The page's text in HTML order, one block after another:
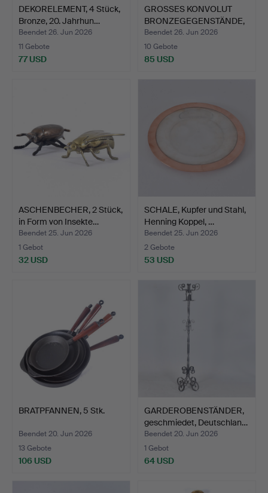
DEKORELEMENT, 4 Stück,
Bronze, 20. Jahrhun…
Beendet 26. Jun 2026
11 Gebote
77 USD
GROSSES KONVOLUT
BRONZEGEGENSTÄNDE,
U.A., …
Beendet 26. Jun 2026
10 Gebote
85 USD
ASCHENBECHER, 2 Stück,
in Form von Insekte…
Beendet 25. Jun 2026
1 Gebot
32 USD
SCHALE, Kupfer und Stahl,
Henning Koppel, …
Beendet 25. Jun 2026
2 Gebote
53 USD
BRATPFANNEN, 5 Stk.
Beendet 20. Jun 2026
13 Gebote
106 USD
GARDEROBENSTÄNDER,
geschmiedet, Deutschlan…
Beendet 20. Jun 2026
1 Gebot
64 USD